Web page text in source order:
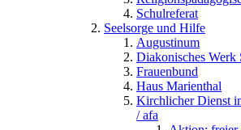
Schulreferat
Seelsorge und Hilfe
Augustinum
Diakonisches Werk
Frauenbund
Haus Marienthal
Kirchlicher Dienst
/ afa